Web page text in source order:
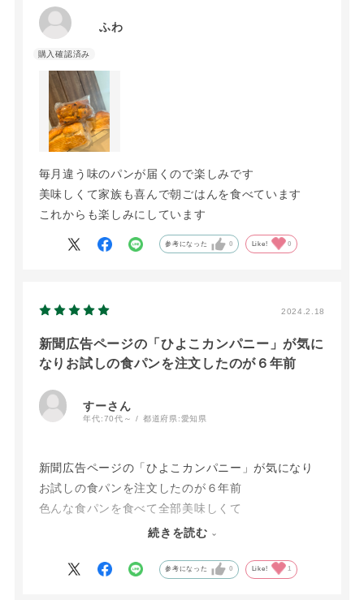
ふわ
毎月違う味のパンが届くので楽しみです
美味しくて家族も喜んで朝ごはんを食べています
これからも楽しみにしています
参考になった 0 Like! 0
2024.2.18
新聞広告ページの「ひよこカンパニー」が気に
なりお試しの食パンを注文したのが６年前
すーさん
年代:70代～ 都道府県:愛知県
新聞広告ページの「ひよこカンパニー」が気になり
お試しの食パンを注文したのが６年前
色んな食パンを食べて全部美味しくて
もっと食べたくて食べ比べ頒布会登録へ(^o^)
生地も風味も混ぜ込み具材にも大満足!!
続きを読む
参考になった 0 Like! 1